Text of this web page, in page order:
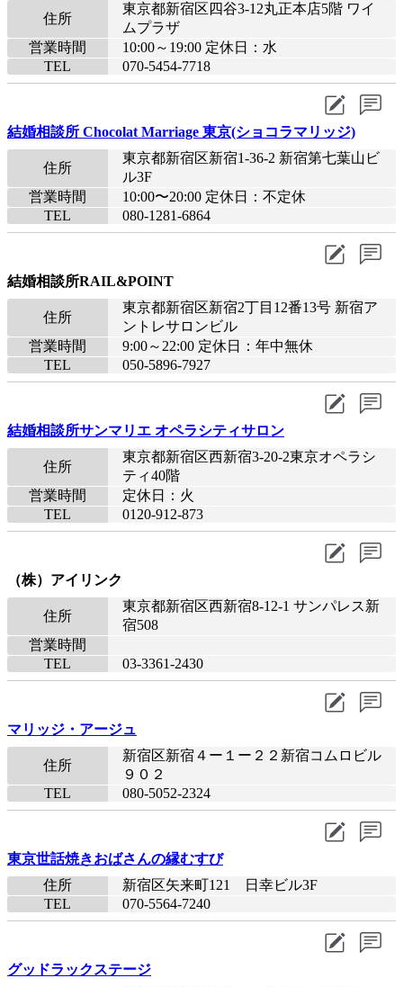
住所
東京都新宿区四谷3-12丸正本店5階 ワイ
ムプラザ
営業時間
10:00～19:00 定休日：水
TEL
070-5454-7718
結婚相談所 Chocolat Marriage 東京(ショコラマリッジ)
住所
東京都新宿区新宿1-36-2 新宿第七葉山ビ
ル3F
営業時間
10:00〜20:00 定休日：不定休
TEL
080-1281-6864
結婚相談所RAIL&POINT
住所
東京都新宿区新宿2丁目12番13号 新宿ア
ントレサロンビル
営業時間
9:00～22:00 定休日：年中無休
TEL
050-5896-7927
結婚相談所サンマリエ オペラシティサロン
住所
東京都新宿区西新宿3-20-2東京オペラシ
ティ40階
営業時間
定休日：火
TEL
0120-912-873
（株）アイリンク
住所
東京都新宿区西新宿8-12-1 サンパレス新
宿508
営業時間
TEL
03-3361-2430
マリッジ・アージュ
住所
新宿区新宿４ー１ー２２新宿コムロビル
９０２
TEL
080-5052-2324
東京世話焼きおばさんの縁むすび
住所
新宿区矢来町121 日幸ビル3F
TEL
070-5564-7240
グッドラックステージ